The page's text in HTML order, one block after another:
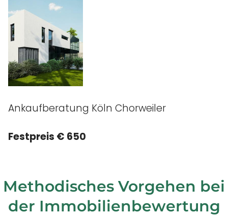
Ankaufberatung Köln Chorweiler
Festpreis € 650
Methodisches Vorgehen bei
der Immobilienbewertung